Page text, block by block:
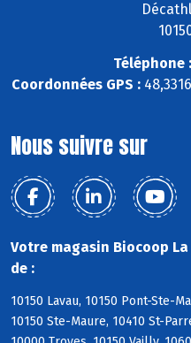
Téléphone :
Coordonnées GPS :
Nous suivre sur
Votre magasin Biocoop
de :
10150 Lavau, 10150 Pont-Ste-
10150 Ste-Maure, 10410 St-